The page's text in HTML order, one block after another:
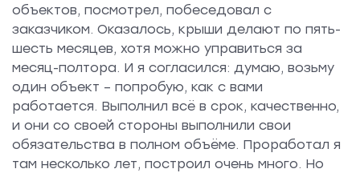
объектов, посмотрел, побеседовал с
заказчиком. Оказалось, крыши делают по пять-
шесть месяцев, хотя можно управиться за
месяц-полтора. И я согласился: думаю, возьму
один объект – попробую, как с вами
работается. Выполнил всё в срок, качественно,
и они со своей стороны выполнили свои
обязательства в полном объёме. Проработал я
там несколько лет, построил очень много. Но